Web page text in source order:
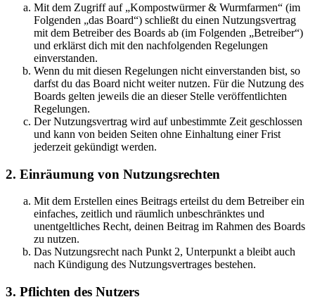
Mit dem Zugriff auf „Kompostwürmer & Wurmfarmen“ (im
Folgenden „das Board“) schließt du einen Nutzungsvertrag
mit dem Betreiber des Boards ab (im Folgenden „Betreiber“)
und erklärst dich mit den nachfolgenden Regelungen
einverstanden.
Wenn du mit diesen Regelungen nicht einverstanden bist, so
darfst du das Board nicht weiter nutzen. Für die Nutzung des
Boards gelten jeweils die an dieser Stelle veröffentlichten
Regelungen.
Der Nutzungsvertrag wird auf unbestimmte Zeit geschlossen
und kann von beiden Seiten ohne Einhaltung einer Frist
jederzeit gekündigt werden.
2. Einräumung von Nutzungsrechten
Mit dem Erstellen eines Beitrags erteilst du dem Betreiber ein
einfaches, zeitlich und räumlich unbeschränktes und
unentgeltliches Recht, deinen Beitrag im Rahmen des Boards
zu nutzen.
Das Nutzungsrecht nach Punkt 2, Unterpunkt a bleibt auch
nach Kündigung des Nutzungsvertrages bestehen.
3. Pflichten des Nutzers